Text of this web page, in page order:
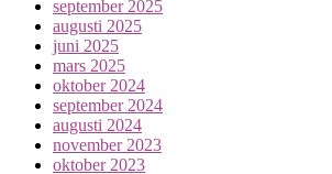
september 2025
augusti 2025
juni 2025
mars 2025
oktober 2024
september 2024
augusti 2024
november 2023
oktober 2023